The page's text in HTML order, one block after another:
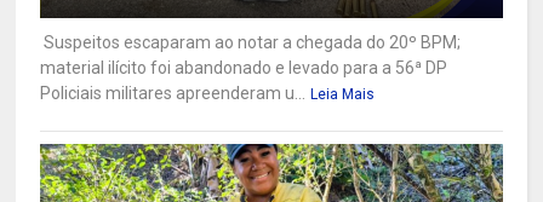
Suspeitos escaparam ao notar a chegada do 20º BPM;
material ilícito foi abandonado e levado para a 56ª DP
Policiais militares apreenderam u...
Leia Mais